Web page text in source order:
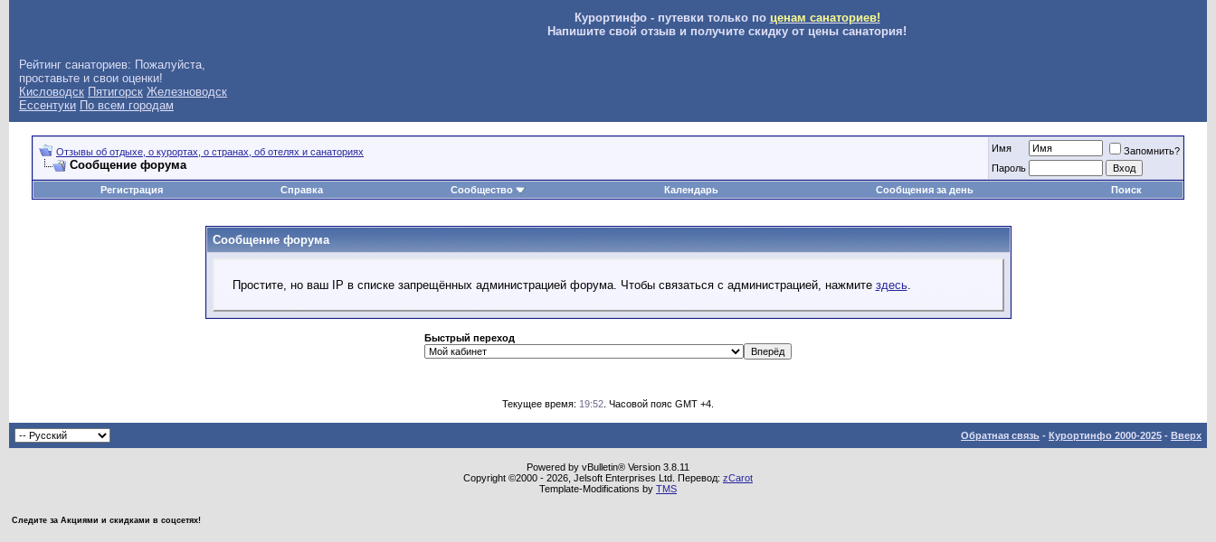
Курортинфо - путевки только по ценам санаториев!
Напишите свой отзыв и получите скидку от цены санатория!
Рейтинг санаториев: Пожалуйста,
проставьте и свои оценки!
Кисловодск Пятигорск Железноводск
Ессентуки По всем городам
Отзывы об отдыхе, о курортах, о странах, об отелях и санаториях
Сообщение форума
Имя
Запомнить?
Пароль
Регистрация
Справка Сообщество Календарь Сообщения за день Поиск
Сообщение форума
Простите, но ваш IP в списке запрещённых администрацией форума. Чтобы связаться с администрацией, нажмите здесь.
Быстрый переход
Текущее время: 19:52 . Часовой пояс GMT +4.
Обратная связь - Курортинфо 2000-2025 - Вверх
Powered by vBulletin® Version 3.8.11
Copyright ©2000 - 2026, Jelsoft Enterprises Ltd. Перевод: zCarot
Template-Modifications by TMS
Следите за Акциями и скидками в соцсетях!